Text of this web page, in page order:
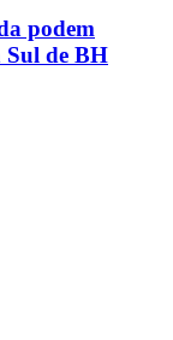
podem
Sul de BH